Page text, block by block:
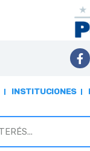
INSTITUCIONES